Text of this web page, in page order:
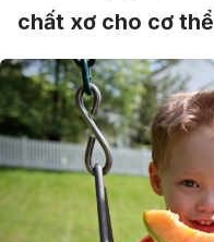
chất xơ cho cơ thể